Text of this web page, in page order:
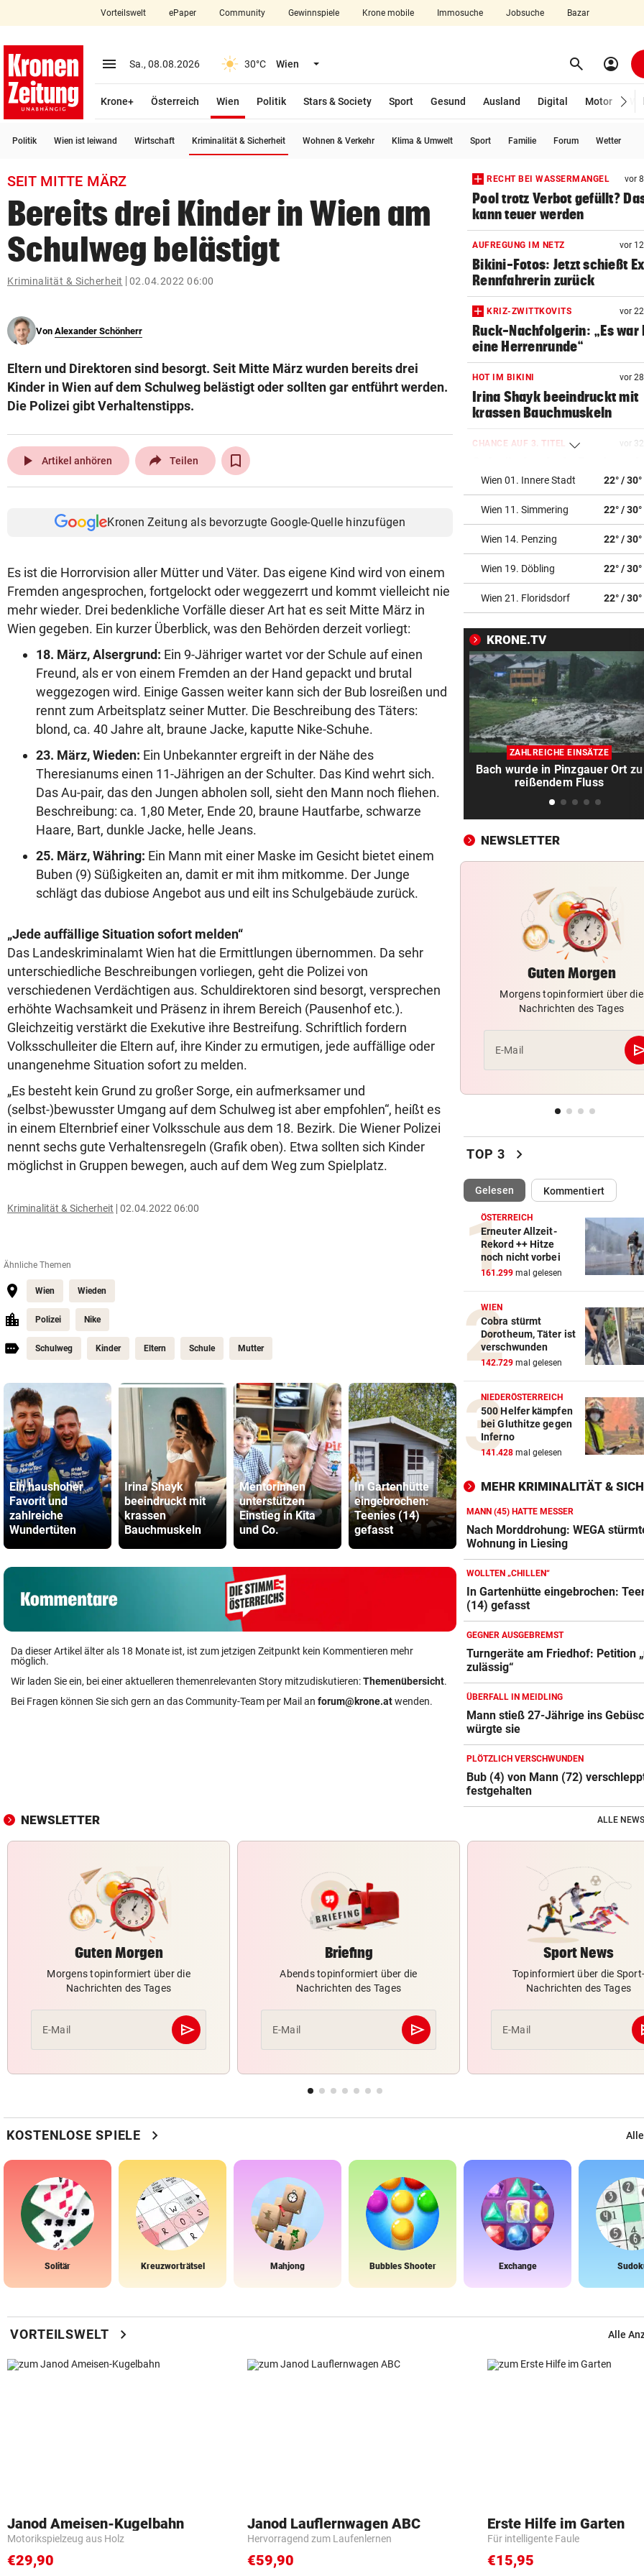
closeSchließen
account_circle Anmelden
arrow_right
arrow_rightBundesland auswählen
bookmark
search
Suchbegriff
eingeben
© Krone Multimedia GmbH & Co KG 2026
Vorteilswelt ePaper Community Gewinnspiele Krone mobile Immosuche Jobsuche Bazar
menu Menü aufklappen
Sa., 08.08.2026 30°C Wien Menü aufklappen search Suchen
account_circle
Krone+ Österreich Wien
Politik
Stars & Society Sport Gesund Ausland Digital Motor
Politik Wien ist leiwand Wirtschaft Kriminalität & Sicherheit Wohnen & Verkehr Klima & Umwelt Sport Familie Forum Wetter
SEIT MITTE MÄRZ
Bereits drei Kinder in Wien am
Schulweg belästigt
Kriminalität & Sicherheit 02.04.2022 06:00
Von Alexander Schönherr
Eltern und Direktoren sind besorgt. Seit Mitte März wurden bereits drei
Kinder in Wien auf dem Schulweg belästigt oder sollten gar entführt werden.
Die Polizei gibt Verhaltenstipps.
play_arrow Artikel anhören Teilen
Kronen Zeitung als bevorzugte Google-Quelle hinzufügen
Es ist die Horrorvision aller Mütter und Väter. Das eigene Kind wird von einem
Fremden angesprochen, fortgelockt oder weggezerrt und kommt vielleicht nie
mehr wieder. Drei bedenkliche Vorfälle dieser Art hat es seit Mitte März in
Wien gegeben. Ein kurzer Überblick, was den Behörden derzeit vorliegt:
18. März, Alsergrund: Ein 9-Jähriger wartet vor der Schule auf einen
Freund, als er von einem Fremden an der Hand gepackt und brutal
weggezogen wird. Einige Gassen weiter kann sich der Bub losreißen und
rennt zum Arbeitsplatz seiner Mutter. Die Beschreibung des Täters:
blond, ca. 40 Jahre alt, braune Jacke, kaputte Nike-Schuhe.
23. März, Wieden: Ein Unbekannter ergreift in der Nähe des
Theresianums einen 11-Jährigen an der Schulter. Das Kind wehrt sich.
Das Au-pair, das den Jungen abholen soll, sieht den Mann noch fliehen.
Beschreibung: ca. 1,80 Meter, Ende 20, braune Hautfarbe, schwarze
Haare, Bart, dunkle Jacke, helle Jeans.
25. März, Währing: Ein Mann mit einer Maske im Gesicht bietet einem
Buben (9) Süßigkeiten an, damit er mit ihm mitkomme. Der Junge
schlägt das dubiose Angebot aus und eilt ins Schulgebäude zurück.
„Jede auffällige Situation sofort melden“
Das Landeskriminalamt Wien hat die Ermittlungen übernommen. Da sehr
unterschiedliche Beschreibungen vorliegen, geht die Polizei von
verschiedenen Verdächtigen aus. Schuldirektoren sind besorgt, versprechen
erhöhte Wachsamkeit und Präsenz in ihrem Bereich (Pausenhof etc.).
Gleichzeitig verstärkt die Exekutive ihre Bestreifung. Schriftlich fordern
Volksschulleiter die Eltern auf, ihre Kinder zu ermutigen, jede auffällige oder
unangenehme Situation sofort zu melden.
„Es besteht kein Grund zu großer Sorge, ein aufmerksamer und
(selbst-)bewusster Umgang auf dem Schulweg ist aber empfohlen“, heißt es
in einem Elternbrief einer Volksschule aus dem 18. Bezirk. Die Wiener Polizei
nennt sechs gute Verhaltensregeln (Grafik oben). Etwa sollten sich Kinder
möglichst in Gruppen bewegen, auch auf dem Weg zum Spielplatz.
Kriminalität & Sicherheit 02.04.2022 06:00
Ähnliche Themen
Wien Wieden
Polizei Nike
Schulweg Kinder Eltern Schule Mutter
Ein haushoher
Favorit und
zahlreiche
Wundertüten
Irina Shayk
beeindruckt mit
krassen
Bauchmuskeln
Mentorinnen
unterstützen
Einstieg in Kita
und Co.
In Gartenhütte
eingebrochen:
Teenies (14)
gefasst
Mangel: „Es droht
ein Kahlschlag!“
Ruck-
Da dieser Artikel älter als 18 Monate ist, ist zum jetzigen Zeitpunkt kein Kommentieren mehr
möglich.
Wir laden Sie ein, bei einer aktuelleren themenrelevanten Story mitzudiskutieren:Themenübersicht.
Bei Fragen können Sie sich gern an das Community-Team per Mail an forum@krone.atwenden.
RECHT BEI WASSERMANGEL vor
Pool trotz Verbot gefüllt?
kann teuer werden
AUFREGUNG IM NETZ vor
Bikini-Fotos: Jetzt schießt
Rennfahrerin zurück
KRIZ-ZWITTKOVITS vor
Ruck-Nachfolgerin: „Es war
eine Herrenrunde“
HOT IM BIKINI vor
Irina Shayk beeindruckt mit
krassen Bauchmuskeln
CHANCE AUF 3. TITEL vor
ins Finale ein
MANDATAR ALARMIERT vor
Polizisten-Mangel: „Es
Kahlschlag!“
vor
MotoGP: Sprintrennen in
Silverstone ab 17 Uhr LIVE
INFERNO AM GARDASEE
Entwarnung nach Brand:
Evakuierte dürfen zurück
SOMMERCUP 2026 LIVE: vor 37
Hard um Platz drei – Kiel
Luzern im Finale!
HERZOG & CO. IN AKTION vor
gegen Werder Bremen
NACH WANDERUNG
22-Jährige erlitt auf
AFLE TOP-SPIEL: vor
LIVE: Vienna Vikings treffen
Wroclav Panthers
NACH ABSCHIED AUS RIED vor
Sieg! Erfolgreiches Debüt für
Senft in Karlsruhe
vor
LIVE ab 17 Uhr: GAK gegen
Lustenau
Drama um Ilzer-Ass!
ÖAMTC nicht gerufen: 130
Strafe für Lenker
NACH ARBEIT IM EINSATZ vor 2
60 Alarme zu Waldbränden in
einer Woche
NAMEN VERWECHSELT
Frau bekam in Italien
Embryo eingesetzt
DREIMAL SO VIELE KÜHE
Schlachthöfe ans Limit
STATT SCHACHGENIE vor
András Baka soll neuer
Wien 01. Innere Stadt 22° / 30°
Wien 11. Simmering 22° / 30°
Wien 14. Penzing 22° / 30°
Wien 19. Döbling 22° / 30°
Wien 21. Floridsdorf 22° / 30°
KRONE.TV
ZAHLREICHE EINSÄTZE
Bach wurde in Pinzgauer Ort zu
reißendem Fluss
NEWSLETTER
Guten Morgen
Morgens topinformiert über die
Nachrichten des Tages
E-Mail
TOP 3 chevron_right
Gelesen(ausgewählt)Kommentiert
ÖSTERREICH
Erneuter Allzeit-
Rekord ++ Hitze
noch nicht vorbei
161.299 mal gelesen
WIEN
Cobra stürmt
Dorotheum, Täter ist
verschwunden
142.729 mal gelesen
NIEDERÖSTERREICH
500 Helfer kämpfen
bei Gluthitze gegen
Inferno
141.428 mal gelesen
MEHR KRIMINALITÄT &
MANN (45) HATTE MESSER
Nach Morddrohung: WEGA
Wohnung in Liesing
WOLLTEN „CHILLEN“
In Gartenhütte eingebrochen:
(14) gefasst
GEGNER AUSGEBREMST
Turngeräte am Friedhof: Petition
zulässig“
ÜBERFALL IN MEIDLING
Mann stieß 27-Jährige ins
würgte sie
PLÖTZLICH VERSCHWUNDEN
Bub (4) von Mann (72)
festgehalten
NEWSLETTER ALLE
Guten Morgen
Morgens topinformiert über die
Nachrichten des Tages
E-Mail send
Abschicken
Briefing
Abends topinformiert über die
Nachrichten des Tages
E-Mail send
Abschicken
Sport News
Topinformiert über die Sport-
Nachrichten des Tages
E-Mail
KOSTENLOSE SPIELE chevron_right
Solitär Kreuzworträtsel Mahjong Bubbles Shooter Exchange
VORTEILSWELT chevron_right Alle
Janod Ameisen-Kugelbahn
Motorikspielzeug aus Holz
€29,90
Janod Lauflernwagen ABC
Hervorragend zum Laufenlernen
€59,90
Erste Hilfe im Garten
Für intelligente Faule
€15,95